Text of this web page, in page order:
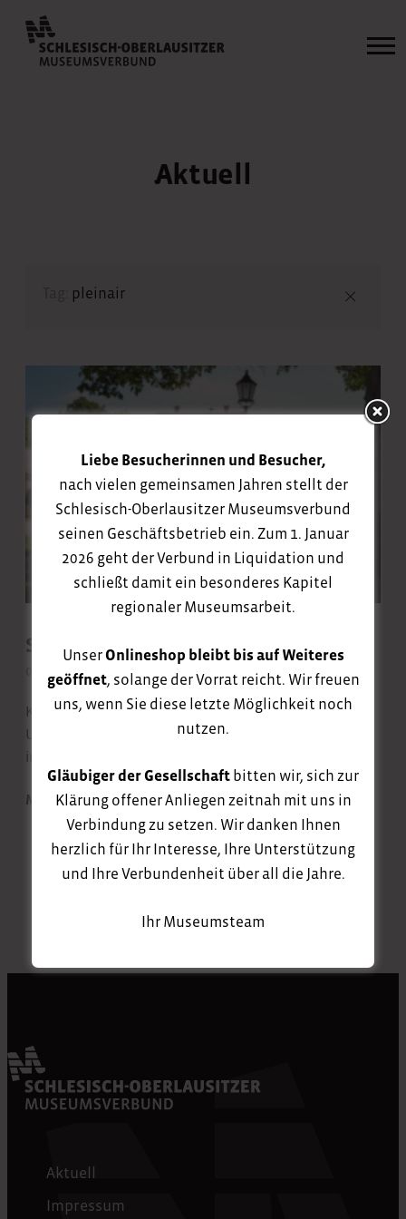
Aktuell
pleinair
Schachmann-Pleinair 2025
07. Mai 2025
Künstlerisches Gedenken an einen Lausitzer
Universalgelehrten – Schachmann-Pleinair 2025 startet
in Königshain
MEHR
Aktuell
Impressum
Liebe Besucherinnen und Besucher,
nach vielen gemeinsamen Jahren stellt der
Schlesisch-Oberlausitzer Museumsverbund
seinen Geschäftsbetrieb ein. Zum 1. Januar
2026 geht der Verbund in Liquidation und
schließt damit ein besonderes Kapitel
regionaler Museumsarbeit.
UnserOnlineshop bleibt bis auf Weiteres
geöffnet, solange der Vorrat reicht. Wir freuen
uns, wenn Sie diese letzte Möglichkeit noch
nutzen.
Gläubiger der Gesellschaft bitten wir, sich zur
Klärung offener Anliegen zeitnah mit uns in
Verbindung zu setzen. Wir danken Ihnen
herzlich für Ihr Interesse, Ihre Unterstützung
und Ihre Verbundenheit über all die Jahre.
Ihr Museumsteam